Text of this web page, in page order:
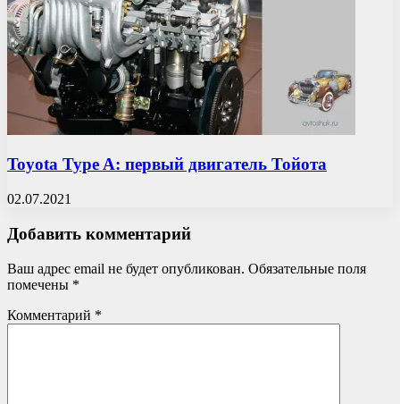
Toyota Type A: первый двигатель Тойота
02.07.2021
Добавить комментарий
Ваш адрес email не будет опубликован. Обязательные поля
помечены *
Комментарий *